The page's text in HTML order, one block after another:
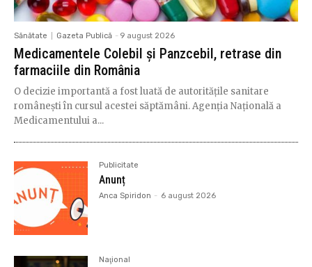
Sănătate Gazeta Publică - 9 august 2026
Medicamentele Colebil și Panzcebil, retrase din
farmaciile din România
O decizie importantă a fost luată de autoritățile sanitare
românești în cursul acestei săptămâni. Agenția Națională a
Medicamentului a...
Publicitate
Anunț
Anca Spiridon - 6 august 2026
Naţional